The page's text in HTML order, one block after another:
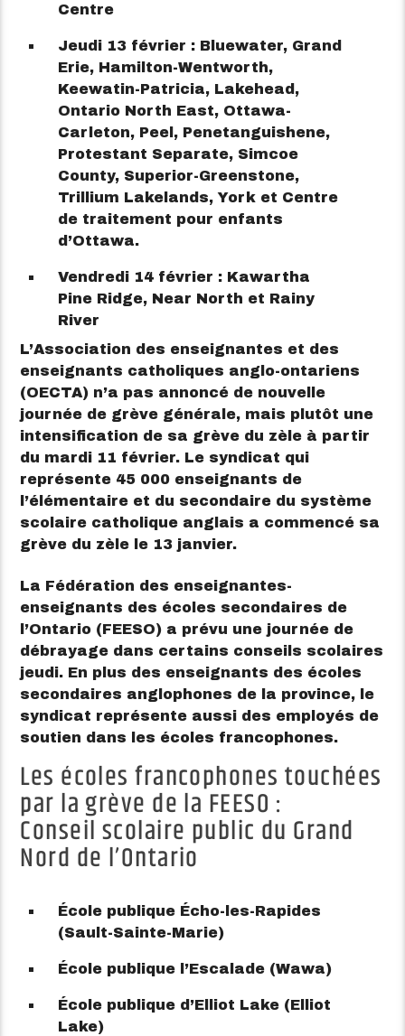
Centre
Jeudi 13 février : Bluewater, Grand
Erie, Hamilton-Wentworth,
Keewatin-Patricia, Lakehead,
Ontario North East, Ottawa-
Carleton, Peel, Penetanguishene,
Protestant Separate, Simcoe
County, Superior-Greenstone,
Trillium Lakelands, York et Centre
de traitement pour enfants
d’Ottawa.
Vendredi 14 février : Kawartha
Pine Ridge, Near North et Rainy
River
L’Association des enseignantes et des
enseignants catholiques anglo-ontariens
(OECTA) n’a pas annoncé de nouvelle
journée de grève générale, mais plutôt une
intensification de sa grève du zèle à partir
du mardi 11 février. Le syndicat qui
représente 45 000 enseignants de
l’élémentaire et du secondaire du système
scolaire catholique anglais a commencé sa
grève du zèle le 13 janvier.
La Fédération des enseignantes-
enseignants des écoles secondaires de
l’Ontario (FEESO) a prévu une journée de
débrayage dans certains conseils scolaires
jeudi. En plus des enseignants des écoles
secondaires anglophones de la province, le
syndicat représente aussi des employés de
soutien dans les écoles francophones.
Les écoles francophones touchées
par la grève de la FEESO :
Conseil scolaire public du Grand
Nord de l’Ontario
École publique Écho-les-Rapides
(Sault-Sainte-Marie)
École publique l’Escalade (Wawa)
École publique d’Elliot Lake (Elliot
Lake)